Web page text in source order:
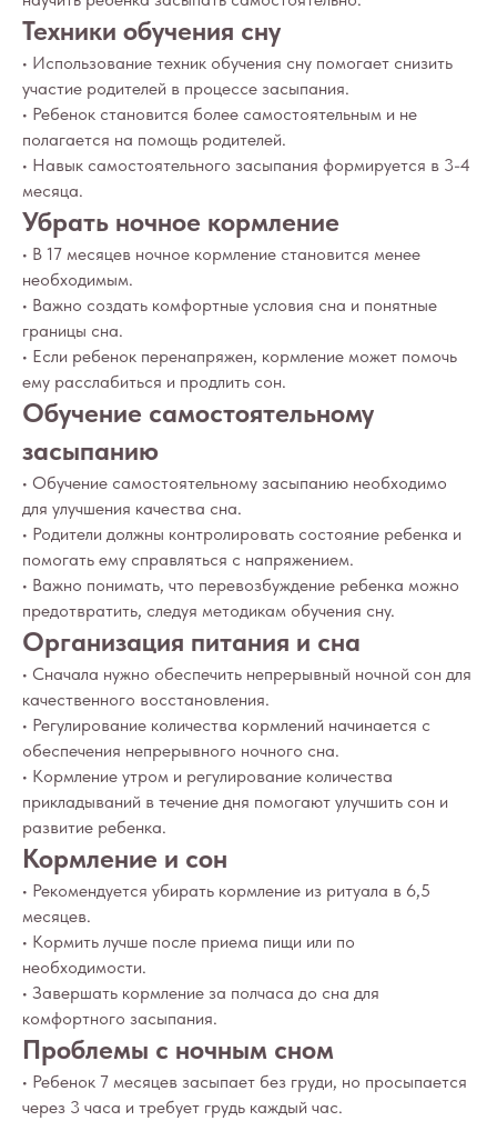
Техники обучения сну
• Использование техник обучения сну помогает снизить
участие родителей в процессе засыпания.
• Ребенок становится более самостоятельным и не
полагается на помощь родителей.
• Навык самостоятельного засыпания формируется в 3-4
месяца.
Убрать ночное кормление
• В 17 месяцев ночное кормление становится менее
необходимым.
• Важно создать комфортные условия сна и понятные
границы сна.
• Если ребенок перенапряжен, кормление может помочь
ему расслабиться и продлить сон.
Обучение самостоятельному
засыпанию
• Обучение самостоятельному засыпанию необходимо
для улучшения качества сна.
• Родители должны контролировать состояние ребенка и
помогать ему справляться с напряжением.
• Важно понимать, что перевозбуждение ребенка можно
предотвратить, следуя методикам обучения сну.
Организация питания и сна
• Сначала нужно обеспечить непрерывный ночной сон для
качественного восстановления.
• Регулирование количества кормлений начинается с
обеспечения непрерывного ночного сна.
• Кормление утром и регулирование количества
прикладываний в течение дня помогают улучшить сон и
развитие ребенка.
Кормление и сон
• Рекомендуется убирать кормление из ритуала в 6,5
месяцев.
• Кормить лучше после приема пищи или по
необходимости.
• Завершать кормление за полчаса до сна для
комфортного засыпания.
Проблемы с ночным сном
• Ребенок 7 месяцев засыпает без груди, но просыпается
через 3 часа и требует грудь каждый час.
Дети
Взрослые
Специалисты
Журнал о сне
Практикум
О проекте
Политика
Соглашение
Вопросы
Отзывы
Контакты
ИП Снеговская
Ольга Сергеевна